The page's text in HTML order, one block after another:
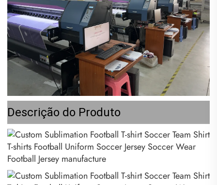
Descrição do Produto